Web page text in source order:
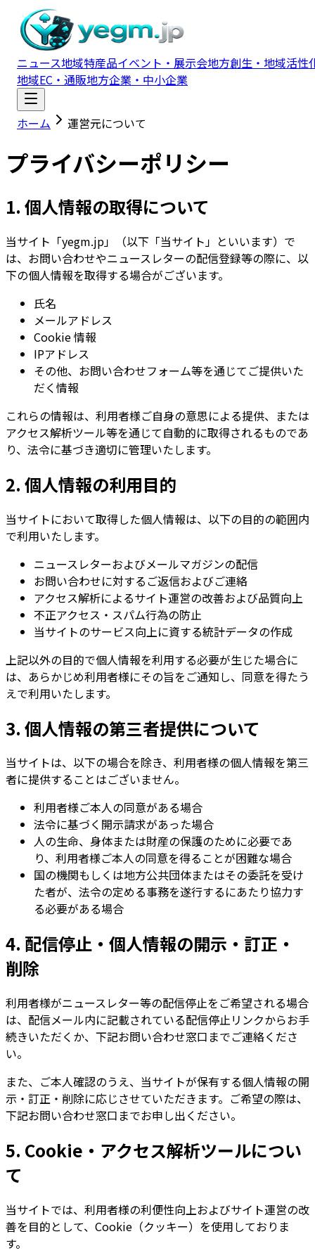
ニュース地域特産品イベント・展示会地方創生・地域活性
地域EC・通販地方企業・中小企業
ホーム 運営元について
プライバシーポリシー
1. 個人情報の取得について
当サイト「yegm.jp」（以下「当サイト」といいます）で
は、お問い合わせやニュースレターの配信登録等の際に、以
下の個人情報を取得する場合がございます。
氏名
メールアドレス
Cookie 情報
IPアドレス
その他、お問い合わせフォーム等を通じてご提供いた
だく情報
これらの情報は、利用者様ご自身の意思による提供、または
アクセス解析ツール等を通じて自動的に取得されるものであ
り、法令に基づき適切に管理いたします。
2. 個人情報の利用目的
当サイトにおいて取得した個人情報は、以下の目的の範囲内
で利用いたします。
ニュースレターおよびメールマガジンの配信
お問い合わせに対するご返信およびご連絡
アクセス解析によるサイト運営の改善および品質向上
不正アクセス・スパム行為の防止
当サイトのサービス向上に資する統計データの作成
上記以外の目的で個人情報を利用する必要が生じた場合に
は、あらかじめ利用者様にその旨をご通知し、同意を得たう
えで利用いたします。
3. 個人情報の第三者提供について
当サイトは、以下の場合を除き、利用者様の個人情報を第三
者に提供することはございません。
利用者様ご本人の同意がある場合
法令に基づく開示請求があった場合
人の生命、身体または財産の保護のために必要であ
り、利用者様ご本人の同意を得ることが困難な場合
国の機関もしくは地方公共団体またはその委託を受け
た者が、法令の定める事務を遂行するにあたり協力す
る必要がある場合
4. 配信停止・個人情報の開示・訂正・
削除
利用者様がニュースレター等の配信停止をご希望される場合
は、配信メール内に記載されている配信停止リンクからお手
続きいただくか、下記お問い合わせ窓口までご連絡くださ
い。
また、ご本人確認のうえ、当サイトが保有する個人情報の開
示・訂正・削除に応じさせていただきます。ご希望の際は、
下記お問い合わせ窓口までお申し出ください。
5. Cookie・アクセス解析ツールについ
て
当サイトでは、利用者様の利便性向上およびサイト運営の改
善を目的として、Cookie（クッキー）を使用しておりま
す。